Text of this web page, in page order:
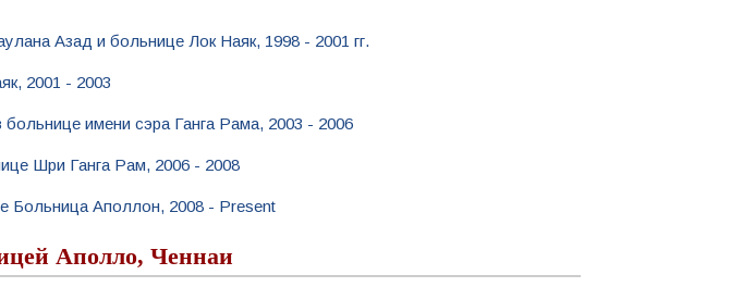
Азад и больнице Лок Наяк, 1998 - 2001 гг.
2001 - 2003
больнице имени сэра Ганга Рама, 2003 - 2006
Шри Ганга Рам, 2006 - 2008
Больница Аполлон, 2008 - Present
Аполло, Ченнаи